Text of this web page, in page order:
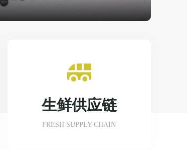
生鲜供应链
FRESH SUPPLY CHAIN